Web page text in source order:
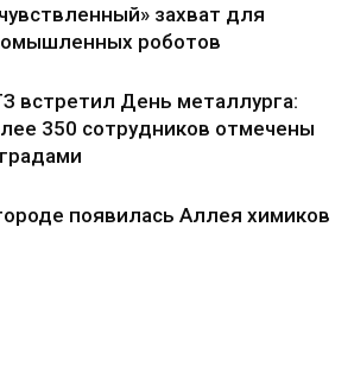
захват для
роботов
встретил День металлурга:
350 сотрудников отмечены
появилась Аллея химиков